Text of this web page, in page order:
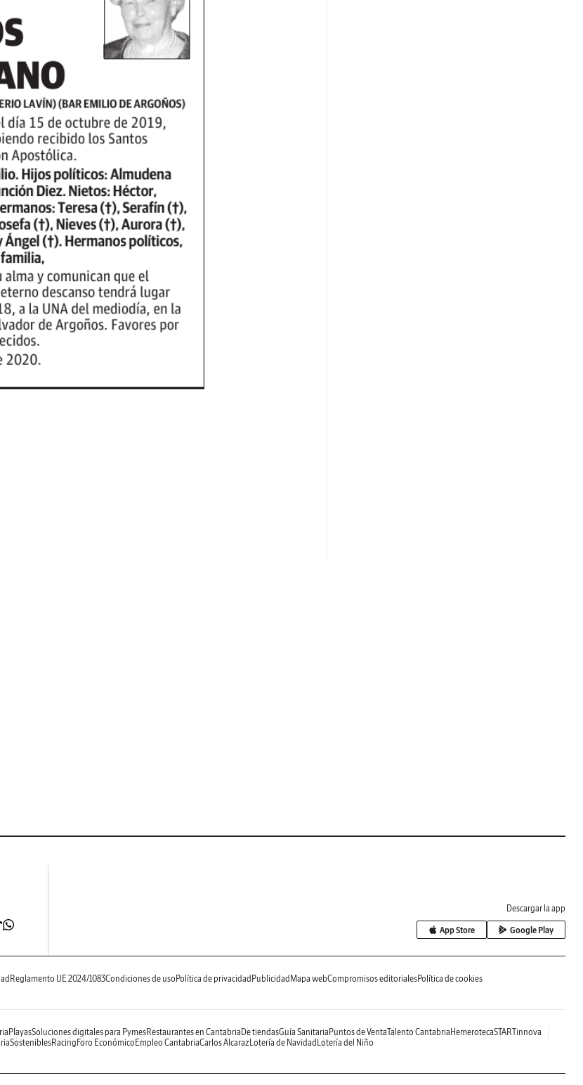
Descargar la app
App Store Google Play
Reglamento UE 2024/1083Condiciones de uso Política de privacidad Publicidad Mapa webCompromisos editorialesPolítica de cookies
PlayasSoluciones digitales para PymesRestaurantes en Cantabria De tiendasGuía Sanitaria Puntos de VentaTalento Cantabria HemerotecaSTARTinnova
SosteniblesRacing Foro Económico Empleo CantabriaCarlos AlcarazLotería de Navidad Lotería del Niño